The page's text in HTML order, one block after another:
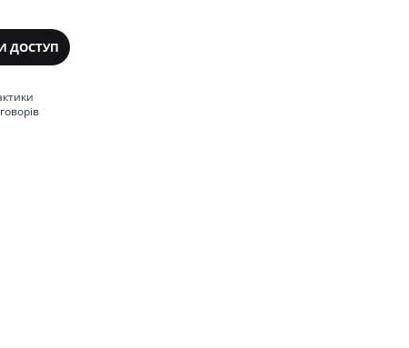
ДОСТУП